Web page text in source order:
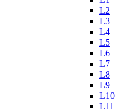
L2
L3
L4
L5
L6
L7
L8
L9
L10
L11